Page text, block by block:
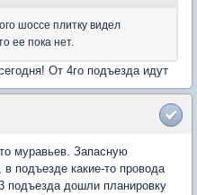
шоссе плитку видел
ее пока нет.
От 4го подъезда идут
муравьев. Запасную
подъезде какие-то провода
подъезда дошли планировку